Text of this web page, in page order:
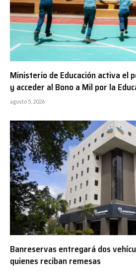
Ministerio de Educación activa el
y acceder al Bono a Mil por la
agosto 5, 2026
Banreservas entregará dos
quienes reciban remesas